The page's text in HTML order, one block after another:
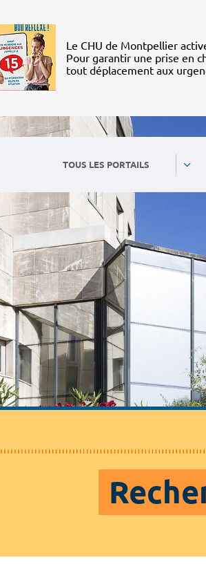
Le CHU de Montpellier
Pour garantir une prise en
tout déplacement aux
TOUS LES PORTAILS